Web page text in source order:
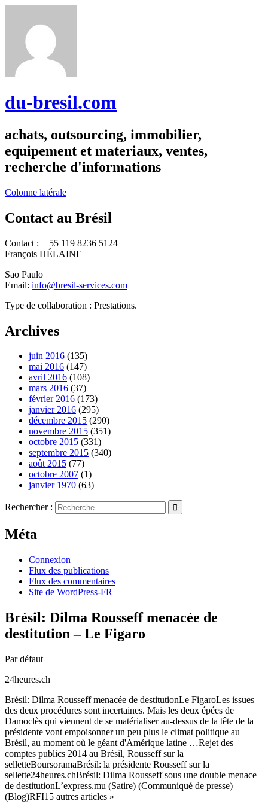
du-bresil.com
achats, outsourcing, immobilier,
equipement et materiaux, ventes,
recherche d'informations
Colonne latérale
Contact au Brésil
Contact : + 55 119 8236 5124
François HÉLAINE
Sao Paulo
Email: info@bresil-services.com
Type de collaboration : Prestations.
Archives
juin 2016 (135)
mai 2016 (147)
avril 2016 (108)
mars 2016 (37)
février 2016 (173)
janvier 2016 (295)
décembre 2015 (290)
novembre 2015 (351)
octobre 2015 (331)
septembre 2015 (340)
août 2015 (77)
octobre 2007 (1)
janvier 1970 (63)
Rechercher :
Méta
Connexion
Flux des publications
Flux des commentaires
Site de WordPress-FR
Brésil: Dilma Rousseff menacée de
destitution – Le Figaro
Par défaut
24heures.ch
Brésil: Dilma Rousseff menacée de destitutionLe FigaroLes issues
des deux procédures sont incertaines. Mais les deux épées de
Damoclès qui viennent de se matérialiser au-dessus de la tête de la
présidente vont empoisonner un peu plus le climat politique au
Brésil, au moment où le géant d'Amérique latine …Rejet des
comptes publics 2014 au Brésil, Rousseff sur la
selletteBoursoramaBrésil: la présidente Rousseff sur la
sellette24heures.chBrésil: Dilma Rousseff sous une double menace
de destitutionL’express.mu (Satire) (Communiqué de presse)
(Blog)RFI15 autres articles »